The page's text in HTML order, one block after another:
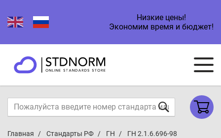
Низкие цены!
Экономим время и бюджет!
Главная Стандарты РФ ГН ГН 2.1.6.696-98